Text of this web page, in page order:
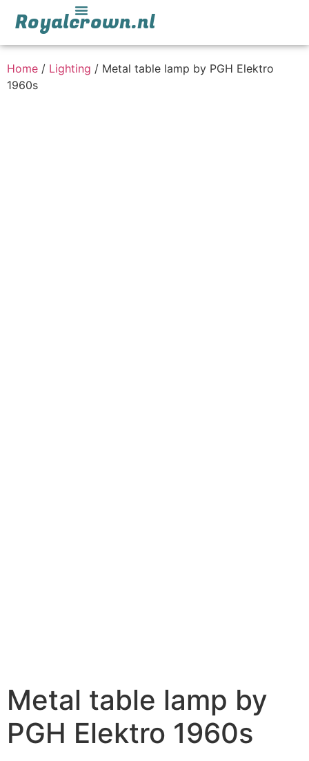
Royalcrown.nl
Home / Lighting / Metal table lamp by PGH Elektro
1960s
Metal table lamp by
PGH Elektro 1960s